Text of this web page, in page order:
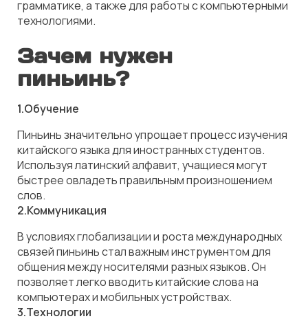
грамматике, а также для работы с компьютерными
технологиями.
Зачем нужен
пиньинь?
1.Обучение
Пиньинь значительно упрощает процесс изучения
китайского языка для иностранных студентов.
Используя латинский алфавит, учащиеся могут
быстрее овладеть правильным произношением
слов.
2.Коммуникация
В условиях глобализации и роста международных
связей пиньинь стал важным инструментом для
общения между носителями разных языков. Он
позволяет легко вводить китайские слова на
компьютерах и мобильных устройствах.
3.Технологии